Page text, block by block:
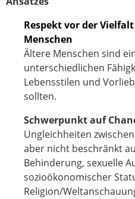
Respekt vor der
Menschen
Ältere Menschen sind
unterschiedlichen
Lebensstilen und
sollten.
Schwerpunkt auf
Ungleichheiten
aber nicht beschränkt
Behinderung, sexuelle
sozioökonomischer
Religion/